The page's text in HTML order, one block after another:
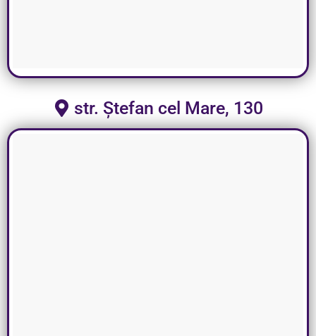
str. Ștefan cel Mare, 130